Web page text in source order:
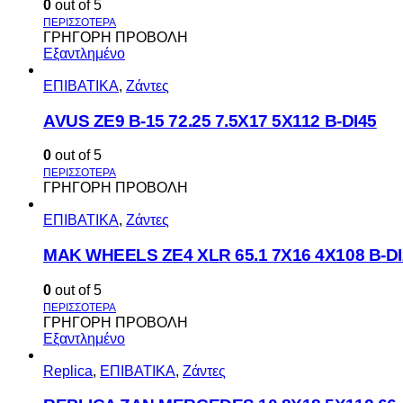
0 out of 5
ΓΡΗΓΟΡΗ ΠΡΟΒΟΛΗ
Εξαντλημένο
ΕΠΙΒΑΤΙΚΑ, Ζάντες
AVUS ΖΕ9 Β-15 72.25 7.5Χ17 5Χ112 Β-DI45
0 out of 5
ΓΡΗΓΟΡΗ ΠΡΟΒΟΛΗ
ΕΠΙΒΑΤΙΚΑ, Ζάντες
MAK WHEELS ΖΕ4 XLR 65.1 7Χ16 4Χ108 Β-
0 out of 5
ΓΡΗΓΟΡΗ ΠΡΟΒΟΛΗ
Εξαντλημένο
Replica, ΕΠΙΒΑΤΙΚΑ, Ζάντες